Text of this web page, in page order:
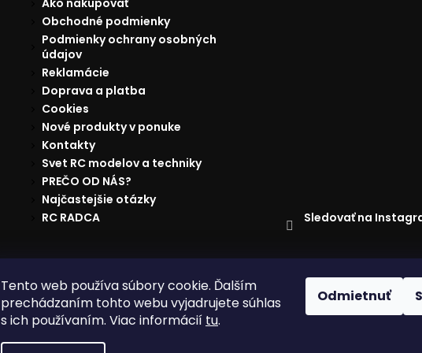
Tento web používa súbory cookie. Ďalším
prechádzaním tohto webu vyjadrujete súhlas
s ich používaním. Viac informácií tu.
Odmietnuť
Ako nakupovať
Obchodné podmienky
Podmienky ochrany osobných
údajov
Reklamácie
Doprava a platba
Cookies
Nové produkty v ponuke
Kontakty
Svet RC modelov a techniky
PREČO OD NÁS?
Najčastejšie otázky
RC RADCA
Sledovať na
Reklamácie Doprava a platba Najnižšia cena na trhu Obchodné